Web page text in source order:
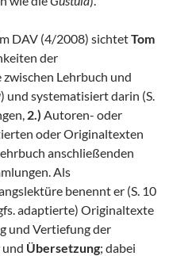
DAV (4/2008) sichtetTom
der
Lehrbuch und
und systematisiert darin (S.
2.) Autoren- oder
oder Originaltexten
anschließenden
Als
benennt er (S. 10
adaptierte) Originaltexte
und Vertiefung der
und Übersetzung; dabei